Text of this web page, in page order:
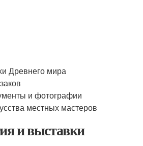
Древнего мира
и фотографии
местных мастеров
и выставки